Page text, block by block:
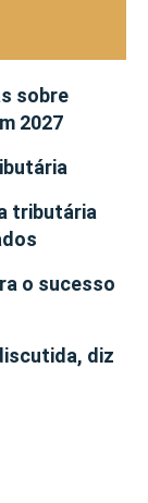
sobre
2027
tributária
o sucesso
diz